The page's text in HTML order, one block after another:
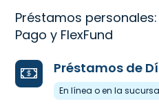
Préstamos
Pago y FlexFund
Préstamos de
En línea o en la